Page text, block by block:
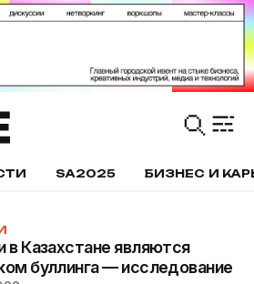
SA2025 БИЗНЕС И
в Казахстане являются
буллинга — исследование